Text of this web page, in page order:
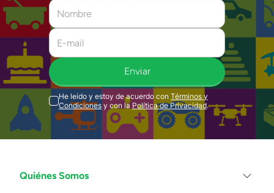
Enviar
He leído y estoy de acuerdo con Términos y
Condiciones y con la Política de Privacidad.
Quiénes Somos